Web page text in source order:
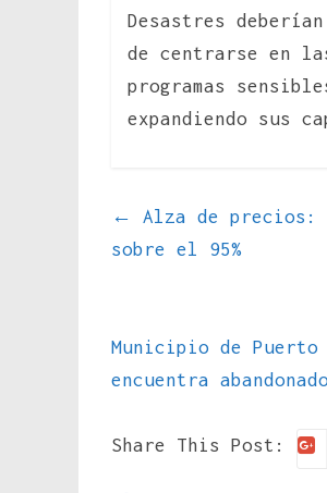
Desastres
de centrarse en
programas
expandiendo sus
←
Alza de precios:
sobre el 95%
Municipio de
encuentra
Share This Post: